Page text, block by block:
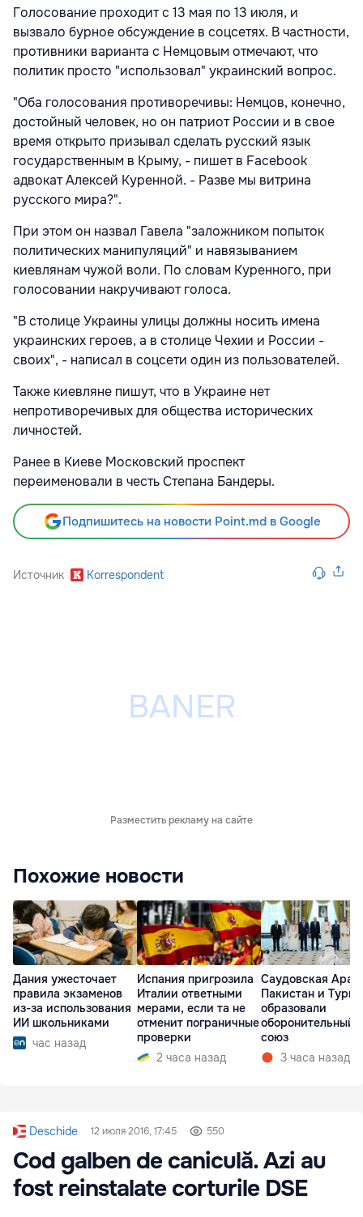
Голосование проходит с 13 мая по 13 июля, и
вызвало бурное обсуждение в соцсетях. В частности,
противники варианта с Немцовым отмечают, что
политик просто "использовал" украинский вопрос.
"Оба голосования противоречивы: Немцов, конечно,
достойный человек, но он патриот России и в свое
время открыто призывал сделать русский язык
государственным в Крыму, - пишет в Facebook
адвокат Алексей Куренной. - Разве мы витрина
русского мира?".
При этом он назвал Гавела "заложником попыток
политических манипуляций" и навязыванием
киевлянам чужой воли. По словам Куренного, при
голосовании накручивают голоса.
"В столице Украины улицы должны носить имена
украинских героев, а в столице Чехии и России -
своих", - написал в соцсети один из пользователей.
Также киевляне пишут, что в Украине нет
непротиворечивых для общества исторических
личностей.
Ранее в Киеве Московский проспект
переименовали в честь Степана Бандеры.
Подпишитесь на новости Point.md в Google
Источник Korrespondent
Разместить рекламу на сайте
Похожие новости
Дания ужесточает
правила экзаменов
из-за использования
ИИ школьниками
час назад
Испания пригрозила
Италии ответными
мерами, если та не
отменит пограничные
проверки
2 часа назад
Саудовская
Пакистан и
образовали
оборонительный
союз
3 часа назад
Deschide 12 июля 2016, 17:45 550
Cod galben de caniculă. Azi au
fost reinstalate corturile DSE